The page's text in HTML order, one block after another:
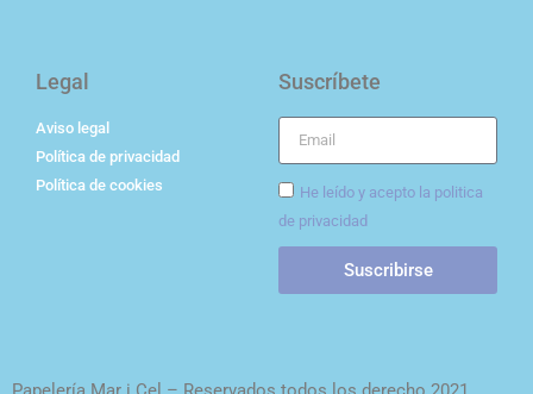
Legal
Aviso legal
Política de privacidad
Política de cookies
Suscríbete
He leído y acepto la politica
de privacidad
Suscribirse